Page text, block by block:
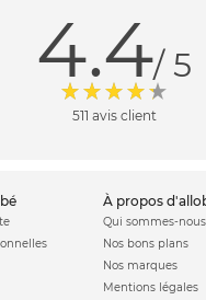
4.4/ 5
511 avis client
à propos
Qui sommes-
Nos bons plans
Nos marques
Mentions légales